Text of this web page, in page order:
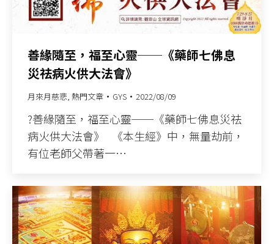
善緣隨至，福至心靈──《藥師七佛息
災祛病火供大法會》
月來月慈悲, 熱門文章 GYS 2022/08/09
?善緣隨至，福至心靈──《藥師七佛息災祛
病火供大法會》 《本生經》中，無量劫前，
有位老師父帶著一…